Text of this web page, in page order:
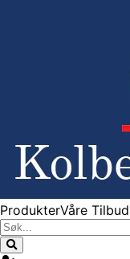
ProdukterVåre Tilbud